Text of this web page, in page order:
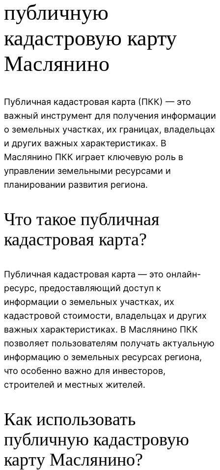
публичную
кадастровую карту
Маслянино
Публичная кадастровая карта (ПКК) — это
важный инструмент для получения информации
о земельных участках, их границах, владельцах
и других важных характеристиках. В
Маслянино ПКК играет ключевую роль в
управлении земельными ресурсами и
планировании развития региона.
Что такое публичная
кадастровая карта?
Публичная кадастровая карта — это онлайн-
ресурс, предоставляющий доступ к
информации о земельных участках, их
кадастровой стоимости, владельцах и других
важных характеристиках. В Маслянино ПКК
позволяет пользователям получать актуальную
информацию о земельных ресурсах региона,
что особенно важно для инвесторов,
строителей и местных жителей.
Как использовать
публичную кадастровую
карту Маслянино?